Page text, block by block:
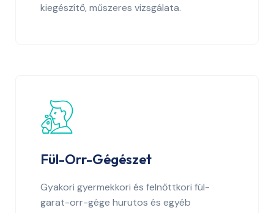
kiegészítő, műszeres vizsgálata.
Fül-Orr-Gégészet
Gyakori gyermekkori és felnőttkori fül-
garat-orr-gége hurutos és egyéb